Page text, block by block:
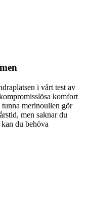
i vårt test av
komfort
merinoullen gör
men saknar du
du behöva